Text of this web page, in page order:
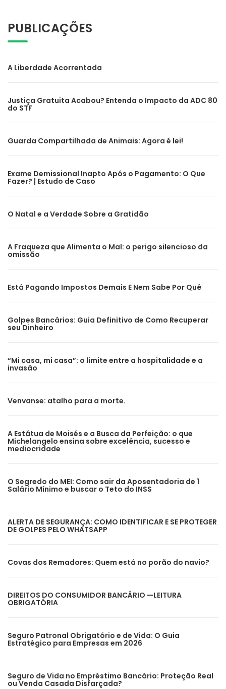
PUBLICAÇÕES
A Liberdade Acorrentada
Justiça Gratuita Acabou? Entenda o Impacto da ADC 80
do STF
Guarda Compartilhada de Animais: Agora é lei!
Exame Demissional Inapto Após o Pagamento: O Que
Fazer? | Estudo de Caso
O Natal e a Verdade Sobre a Gratidão
A Fraqueza que Alimenta o Mal: o perigo silencioso da
omissão
Está Pagando Impostos Demais E Nem Sabe Por Quê
Golpes Bancários: Guia Definitivo de Como Recuperar
seu Dinheiro
“Mi casa, mi casa”: o limite entre a hospitalidade e a
invasão
Venvanse: atalho para a morte.
A Estátua de Moisés e a Busca da Perfeição: o que
Michelangelo ensina sobre excelência, sucesso e
mediocridade
O Segredo do MEI: Como sair da Aposentadoria de 1
Salário Mínimo e buscar o Teto do INSS
ALERTA DE SEGURANÇA: COMO IDENTIFICAR E SE PROTEGER
DE GOLPES PELO WHATSAPP
Covas dos Remadores: Quem está no porão do navio?
DIREITOS DO CONSUMIDOR BANCÁRIO —LEITURA
OBRIGATÓRIA
Seguro Patronal Obrigatório e de Vida: O Guia
Estratégico para Empresas em 2026
Seguro de Vida no Empréstimo Bancário: Proteção Real
ou Venda Casada Disfarçada?